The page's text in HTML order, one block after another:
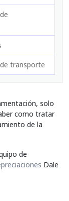
transporte
solo
como tratar
de la
de
Dale